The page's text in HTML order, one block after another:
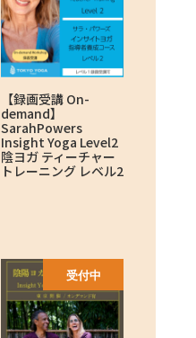
【録画受講 On-
demand】
SarahPowers
Insight Yoga Level2
陰ヨガ ティーチャー
トレーニング レベル2
受付中